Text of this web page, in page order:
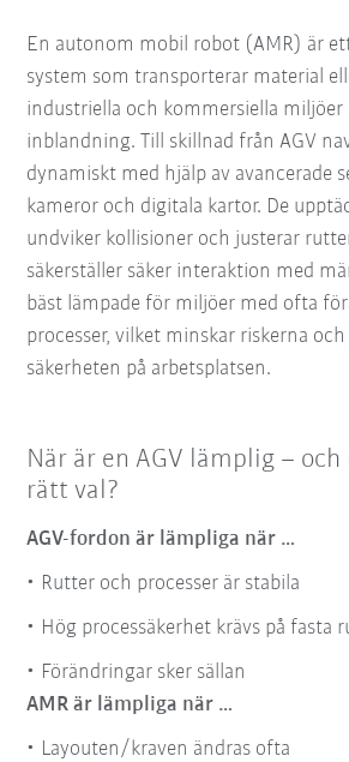
En autonom mobil robot (AMR) är
system som transporterar material
industriella och kommersiella
inblandning. Till skillnad från AGV
dynamiskt med hjälp av avancerade
kameror och digitala kartor. De
undviker kollisioner och justerar
säkerställer säker interaktion med
bäst lämpade för miljöer med ofta
processer, vilket minskar riskerna
säkerheten på arbetsplatsen.
När är en AGV lämplig – och
rätt val?
AGV-fordon är lämpliga när …
Rutter och processer är stabila
Hög processäkerhet krävs på fasta
Förändringar sker sällan
AMR är lämpliga när …
Layouten/kraven ändras ofta